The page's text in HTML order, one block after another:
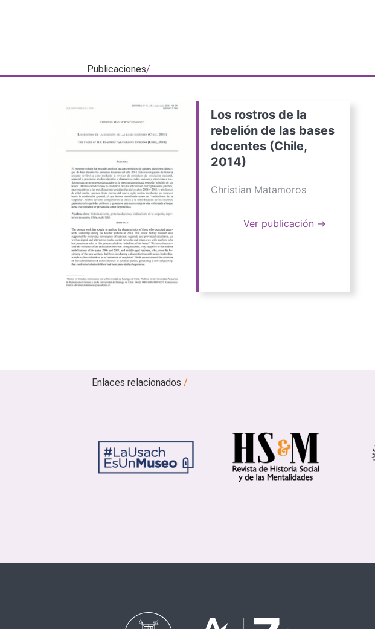
Publicaciones/
Los rostros de la
rebelión de las bases
docentes (Chile,
2014)
Christian Matamoros
Ver publicación →
Enlaces relacionados/